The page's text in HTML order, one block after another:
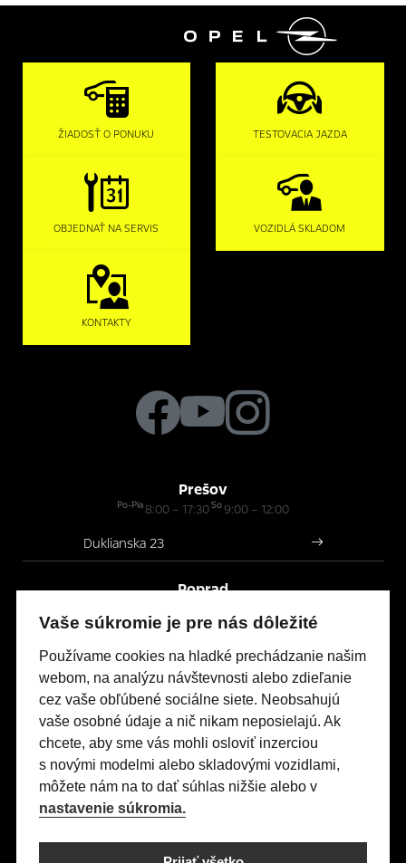

ŽIADOSŤ O PONUKU TESTOVACIA JAZDA
OBJEDNAŤ NA SERVIS VOZIDLÁ SKLADOM
KONTAKTY
Prešov
Po-Pia8:00 – 17:30So9:00 – 12:00
Duklianska 23
Poprad
Modely Opel
Titulná stránka
Skladové vozidlá
Servis & Príslušenstvo
Kontakty
Nastavení cookies
Vaše súkromie je pre nás dôležité
Používame cookies na hladké prechádzanie našim
webom, na analýzu návštevnosti alebo zdieľanie
cez vaše obľúbené sociálne siete. Neobsahujú
vaše osobné údaje a nič nikam neposielajú. Ak
chcete, aby sme vás mohli osloviť inzerciou
s novými modelmi alebo skladovými vozidlami,
môžete nám na to dať súhlas nižšie alebo v
nastavenie súkromia.